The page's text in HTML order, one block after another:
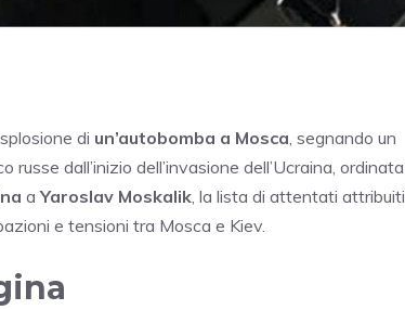
di un’autobomba a Mosca, segnando un
dall’inizio dell’invasione dell’Ucraina, ordinata
aYaroslav Moskalik, la lista di attentati attribuiti
e tensioni tra Mosca e Kiev.